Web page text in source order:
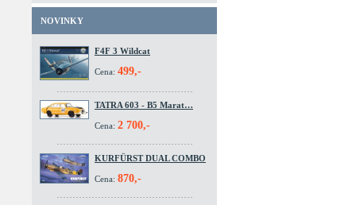
NOVINKY
F4F 3 Wildcat
Cena: 499,-
TATRA 603 - B5 Marat…
Cena: 2 700,-
KURFÜRST DUAL COMBO
Cena: 870,-